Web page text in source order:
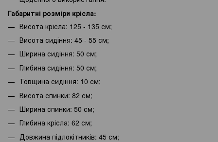
Габаритні розміри крісла:
Висота крісла: 125 - 135 см;
Висота сидіння: 45 - 55 см;
Ширина сидіння: 50 см;
Глибина сидіння: 50 см;
Товщина сидіння: 10 см;
Висота спинки: 82 см;
Ширина спинки: 50 см;
Глибина крісла: 62 см;
Довжина підлокітників: 45 см;